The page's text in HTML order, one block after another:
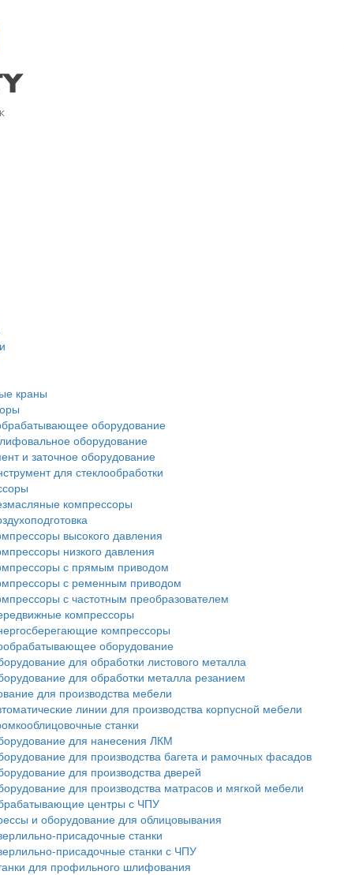
краны
оборудование
оборудование
и заточное оборудование
для стеклообработки
компрессоры
высокого давления
низкого давления
с прямым приводом
с ременным приводом
с частотным преобразователем
компрессоры
компрессоры
оборудование
для обработки листового металла
для обработки металла резанием
для производства мебели
линии для производства корпусной мебели
станки
для нанесения ЛКМ
для производства багета и рамочных фасадов
для производства дверей
для производства матрасов и мягкой мебели
центры с ЧПУ
и оборудование для облицовывания
присадочные станки
присадочные станки с ЧПУ
для профильного шлифования